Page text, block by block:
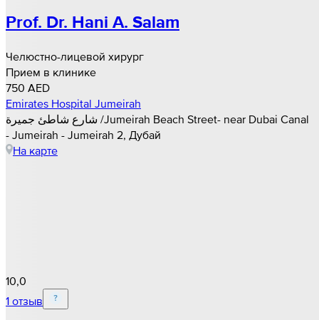
Prof. Dr. Hani A. Salam
Челюстно-лицевой хирург
Прием в клинике
750 AED
Emirates Hospital Jumeirah
شارع شاطئ جميرة /Jumeirah Beach Street- near Dubai Canal
- Jumeirah - Jumeirah 2, Дубай
На карте
10,0
1 отзыв